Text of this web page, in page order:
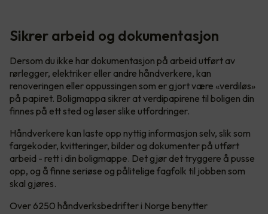
Sikrer arbeid og dokumentasjon
Dersom du ikke har dokumentasjon på arbeid utført av
rørlegger, elektriker eller andre håndverkere, kan
renoveringen eller oppussingen som er gjort være «verdiløs»
på papiret. Boligmappa sikrer at verdipapirene til boligen din
finnes på ett sted og løser slike utfordringer.
Håndverkere kan laste opp nyttig informasjon selv, slik som
fargekoder, kvitteringer, bilder og dokumenter på utført
arbeid - rett i din boligmappe. Det gjør det tryggere å pusse
opp, og å finne seriøse og pålitelige fagfolk til jobben som
skal gjøres.
Over 6250 håndverksbedrifter i Norge benytter